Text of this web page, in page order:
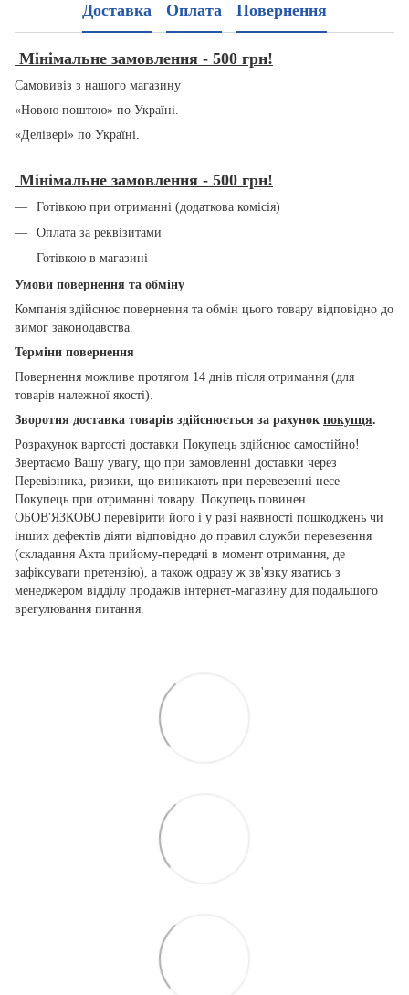
Доставка Оплата Повернення
Мінімальне замовлення - 500 грн!
Самовивіз з нашого магазину
«Новою поштою» по Україні.
«Делівері» по Україні.
Мінімальне замовлення - 500 грн!
Готівкою при отриманні (додаткова комісія)
Оплата за реквізитами
Готівкою в магазині
Умови повернення та обміну
Компанія здійснює повернення та обмін цього товару відповідно до
вимог законодавства.
Терміни повернення
Повернення можливе протягом 14 днів після отримання (для
товарів належної якості).
Зворотня доставка товарів здійснюється за рахунок покупця.
Розрахунок вартості доставки Покупець здійснює самостійно!
Звертаємо Вашу увагу, що при замовленні доставки через
Перевізника, ризики, що виникають при перевезенні несе
Покупець при отриманні товару. Покупець повинен
ОБОВ'ЯЗКОВО перевірити його і у разі наявності пошкоджень чи
інших дефектів діяти відповідно до правил служби перевезення
(складання Акта прийому-передачі в момент отримання, де
зафіксувати претензію), а також одразу ж зв'язку язатись з
менеджером відділу продажів інтернет-магазину для подальшого
врегулювання питання.